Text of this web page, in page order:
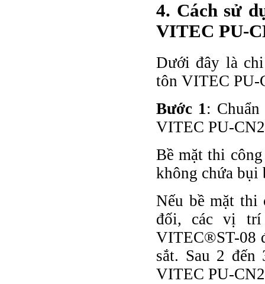
4. Cách sử
VITEC PU-
Dưới đây là
tôn VITEC PU-
Bước 1:
VITEC PU-
Bề mặt thi
không chứa bụi
Nếu bề mặt thi
đối, các vị
VITEC®ST-08
sắt. Sau 2
VITEC PU-